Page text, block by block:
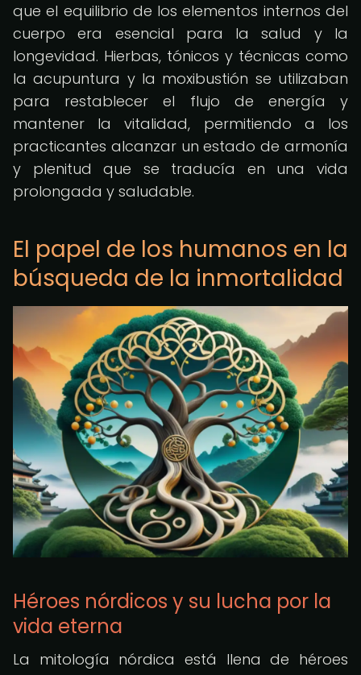
que el equilibrio de los elementos internos del
cuerpo era esencial para la salud y la
longevidad. Hierbas, tónicos y técnicas como
la acupuntura y la moxibustión se utilizaban
para restablecer el flujo de energía y
mantener la vitalidad, permitiendo a los
practicantes alcanzar un estado de armonía
y plenitud que se traducía en una vida
prolongada y saludable.
El papel de los humanos en la
búsqueda de la inmortalidad
Héroes nórdicos y su lucha por la
vida eterna
La mitología nórdica está llena de héroes